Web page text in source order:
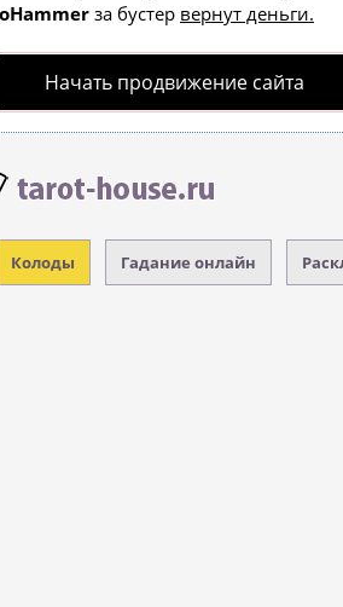
за бустер вернут деньги.
Начать продвижение сайта
Колоды Гадание онлайн